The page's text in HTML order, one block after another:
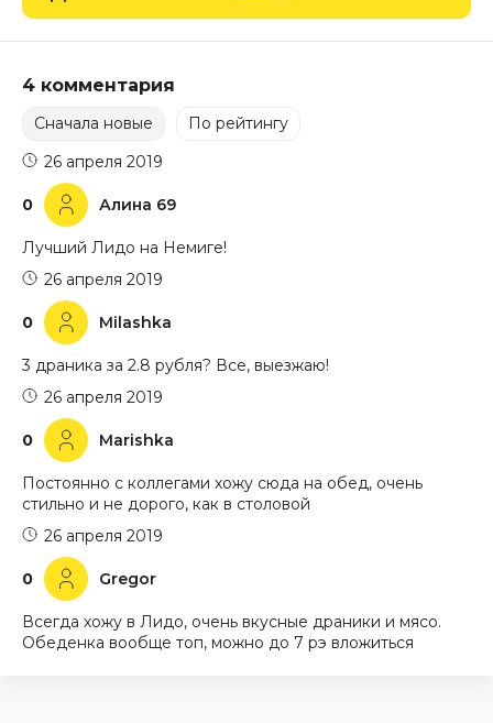
4 комментария
Сначала новые По рейтингу
0 Алина 69
26 апреля 2019
Лучший Лидо на Немиге!
0 Milashka
26 апреля 2019
3 драника за 2.8 рубля? Все, выезжаю!
0 Marishka
26 апреля 2019
Постоянно с коллегами хожу сюда на обед, очень
стильно и не дорого, как в столовой
0 Gregor
26 апреля 2019
Всегда хожу в Лидо, очень вкусные драники и мясо.
Обеденка вообще топ, можно до 7 рэ вложиться